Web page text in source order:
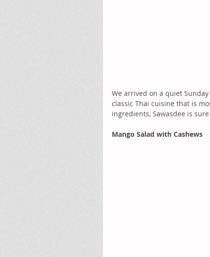
We arrived on a quiet
classic Thai cuisine that is
ingredients, Sawasdee is
Mango Salad with Cashews